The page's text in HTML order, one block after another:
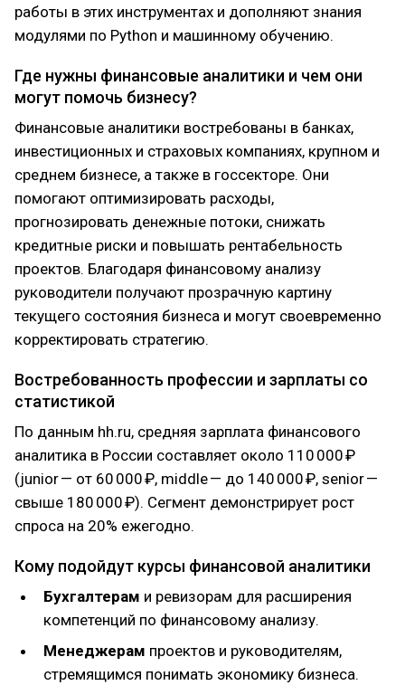
работы в этих инструментах и дополняют знания
модулями по Python и машинному обучению.
Где нужны финансовые аналитики и чем они
могут помочь бизнесу?
Финансовые аналитики востребованы в банках,
инвестиционных и страховых компаниях, крупном и
среднем бизнесе, а также в госсекторе. Они
помогают оптимизировать расходы,
прогнозировать денежные потоки, снижать
кредитные риски и повышать рентабельность
проектов. Благодаря финансовому анализу
руководители получают прозрачную картину
текущего состояния бизнеса и могут своевременно
корректировать стратегию.
Востребованность профессии и зарплаты со
статистикой
По данным hh.ru, средняя зарплата финансового
аналитика в России составляет около 110 000 ₽
(junior — от 60 000 ₽, middle — до 140 000 ₽, senior —
свыше 180 000 ₽). Сегмент демонстрирует рост
спроса на 20% ежегодно.
Кому подойдут курсы финансовой аналитики
Бухгалтерам и ревизорам для расширения
компетенций по финансовому анализу.
Менеджерам проектов и руководителям,
стремящимся понимать экономику бизнеса.